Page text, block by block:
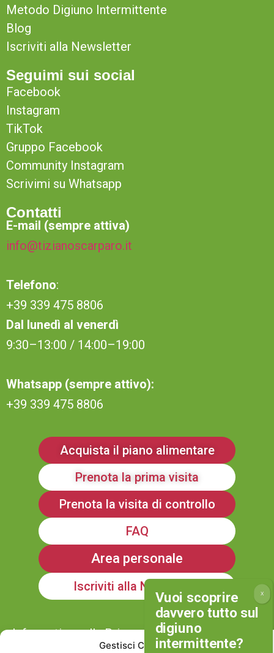
Gestisci Consenso
Metodo Digiuno Intermittente
Blog
Iscriviti alla Newsletter
Seguimi sui social
Facebook
Instagram
TikTok
Gruppo Facebook
Community Instagram
Scrivimi su Whatsapp
Contatti
E-mail (sempre attiva)
info@tizianoscarparo.it
Telefono:
+39 339 475 8806
Dal lunedì al venerdì
9:30–13:00 / 14:00–19:00
Whatsapp (sempre attivo):
+39 339 475 8806
Acquista il piano alimentare
Prenota la prima visita
Prenota la visita di controllo
FAQ
Area personale
Iscriviti alla Newsletter
Informativa sulla Privacy